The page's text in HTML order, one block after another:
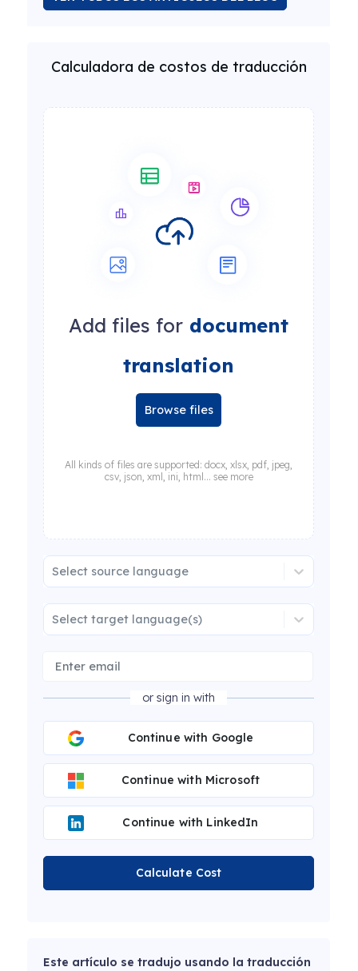
Calculadora de costos de traducción
Add files for document
translation
Browse files
All kinds of files are supported: docx, xlsx, pdf, jpeg,
csv, json, xml, ini, html... see more
Select source language
Select target language(s)
or sign in with
Continue with Google
Continue with Microsoft
Continue with LinkedIn
Calculate Cost
Este artículo se tradujo usando la traducción